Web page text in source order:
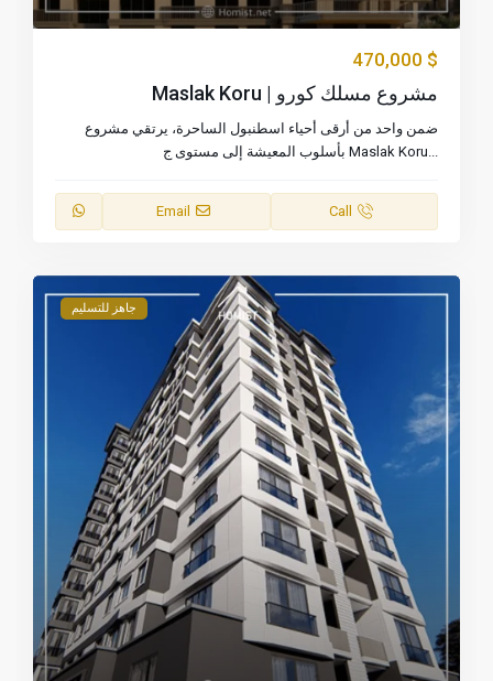
$ 470,000
مشروع مسلك كورو | Maslak Koru
ضمن واحد من أرقى أحياء اسطنبول الساحرة، يرتقي مشروع
Maslak Koru بأسلوب المعيشة إلى مستوى ج
Call
Email
جاهز للتسليم